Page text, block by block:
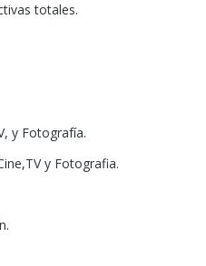
totales.
y Fotografía.
y Fotografia.